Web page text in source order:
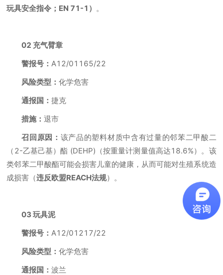
玩具安全指令；EN 71-1） 。
02 充气臂章
警报号：A12/01165/22
风险类型：化学危害
通报国：捷克
措施：退市
召回原因： 该产品的塑料材质中含有过量的邻苯二甲酸二
（2-乙基己基）酯 (DEHP)（按重量计测量值高达18.6%）。该
类邻苯二甲酸酯可能会损害儿童的健康，从而可能对生殖系统造
成损害（违反欧盟REACH法规）。
03 玩具泥
警报号：A12/01217/22
风险类型：化学危害
通报国：波兰